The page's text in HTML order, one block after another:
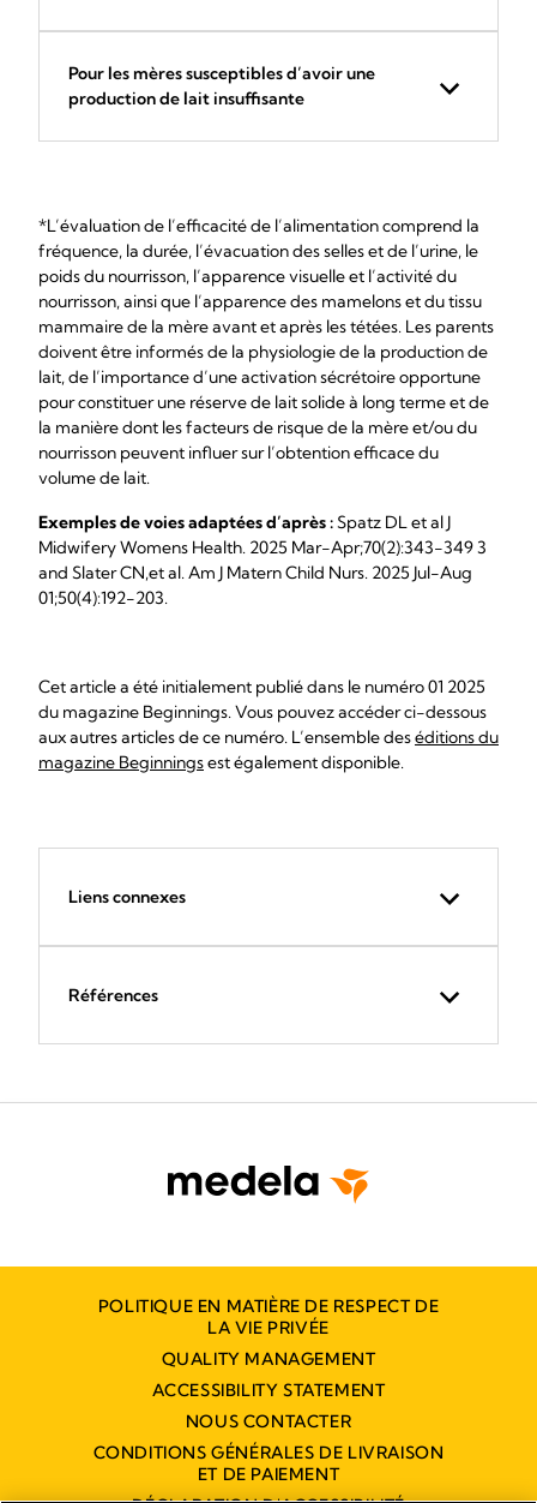
Pour les mères susceptibles d’avoir une
production de lait insuffisante
*L’évaluation de l’efficacité de l’alimentation comprend la
fréquence, la durée, l’évacuation des selles et de l’urine, le
poids du nourrisson, l’apparence visuelle et l’activité du
nourrisson, ainsi que l’apparence des mamelons et du tissu
mammaire de la mère avant et après les tétées. Les parents
doivent être informés de la physiologie de la production de
lait, de l’importance d’une activation sécrétoire opportune
pour constituer une réserve de lait solide à long terme et de
la manière dont les facteurs de risque de la mère et/ou du
nourrisson peuvent influer sur l’obtention efficace du
volume de lait.
Exemples de voies adaptées d’après :Spatz DL et al J
Midwifery Womens Health. 2025 Mar-Apr;70(2):343-349 3
and Slater CN,et al. Am J Matern Child Nurs. 2025 Jul-Aug
01;50(4):192-203.
Cet article a été initialement publié dans le numéro 01 2025
du magazine Beginnings. Vous pouvez accéder ci-dessous
aux autres articles de ce numéro. L’ensemble deséditions du
magazine Beginningsest également disponible.
Liens connexes
Références
POLITIQUE EN MATIÈRE DE RESPECT DE
LA VIE PRIVÉE
QUALITY MANAGEMENT
ACCESSIBILITY STATEMENT
NOUS CONTACTER
CONDITIONS GÉNÉRALES DE LIVRAISON
ET DE PAIEMENT